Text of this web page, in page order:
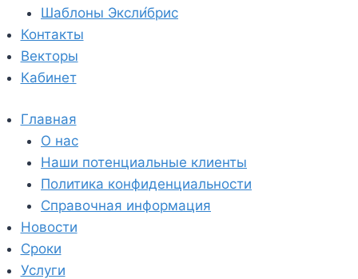
Шаблоны Эксли́брис
Контакты
Векторы
Кабинет
Главная
О нас
Наши потенциальные клиенты
Политика конфиденциальности
Справочная информация
Новости
Сроки
Услуги